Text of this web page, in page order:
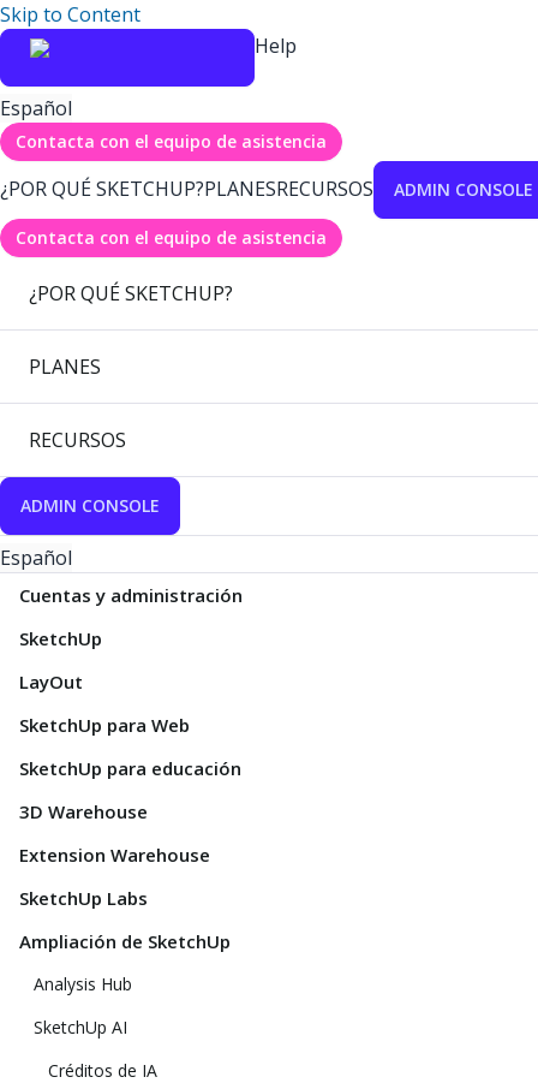
Skip to Content
Help
Español
Contacta con el equipo de asistencia
¿POR QUÉ SKETCHUP?PLANESRECURSOS ADMIN CONSOLE
Contacta con el equipo de asistencia
¿POR QUÉ SKETCHUP?
PLANES
RECURSOS
ADMIN CONSOLE
Español
Cuentas y administración
SketchUp
LayOut
SketchUp para Web
SketchUp para educación
3D Warehouse
Extension Warehouse
SketchUp Labs
Ampliación de SketchUp
Analysis Hub
SketchUp AI
Créditos de IA